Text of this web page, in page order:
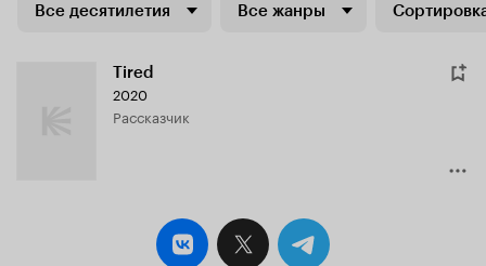
Все десятилетия Все жанры
Tired
2020
рассказчик